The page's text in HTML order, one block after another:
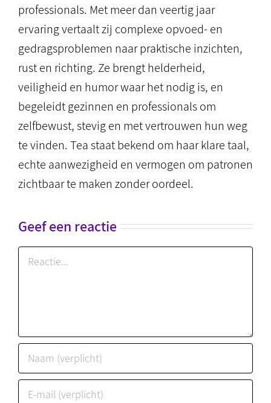
professionals. Met meer dan veertig jaar
ervaring vertaalt zij complexe opvoed- en
gedragsproblemen naar praktische inzichten,
rust en richting. Ze brengt helderheid,
veiligheid en humor waar het nodig is, en
begeleidt gezinnen en professionals om
zelfbewust, stevig en met vertrouwen hun weg
te vinden. Tea staat bekend om haar klare taal,
echte aanwezigheid en vermogen om patronen
zichtbaar te maken zonder oordeel.
Geef een reactie
Reactie